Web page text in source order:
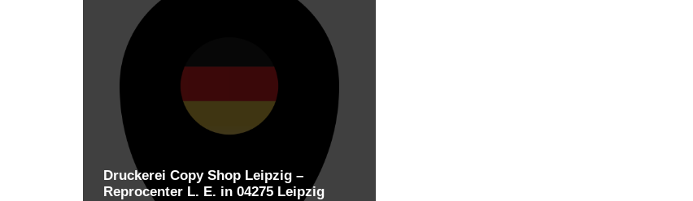
Druckerei Copy Shop Leipzig –
Reprocenter L. E. in 04275 Leipzig